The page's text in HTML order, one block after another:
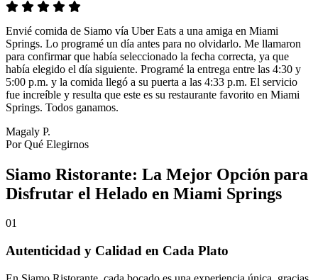
Envié comida de Siamo vía Uber Eats a una amiga en Miami
Springs. Lo programé un día antes para no olvidarlo. Me llamaron
para confirmar que había seleccionado la fecha correcta, ya que
había elegido el día siguiente. Programé la entrega entre las 4:30 y
5:00 p.m. y la comida llegó a su puerta a las 4:33 p.m. El servicio
fue increíble y resulta que este es su restaurante favorito en Miami
Springs. Todos ganamos.
Magaly P.
Por Qué Elegirnos
Siamo Ristorante: La Mejor Opción para
Disfrutar el Helado en Miami Springs
01
Autenticidad y Calidad en Cada Plato